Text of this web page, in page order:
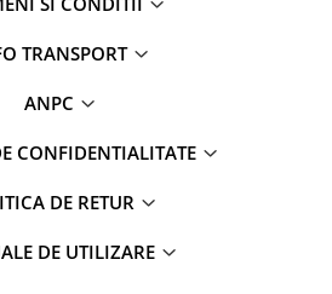
TRANSPORT
ANPC
CONFIDENTIALITATE
DE RETUR
DE UTILIZARE